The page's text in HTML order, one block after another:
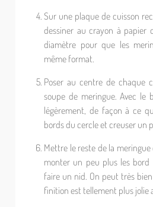
Sur une plaque de cuisson
dessiner au crayon à papier
diamètre pour que les
même format.
Poser au centre de chaque
soupe de meringue. Avec le
légèrement, de façon à ce
bords du cercle et creuser un
Mettre le reste de la
monter un peu plus les
faire un nid. On peut très
finition est tellement plus jolie